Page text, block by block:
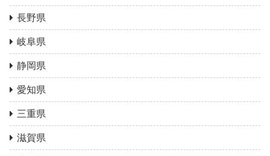
長野県
岐阜県
静岡県
愛知県
三重県
滋賀県